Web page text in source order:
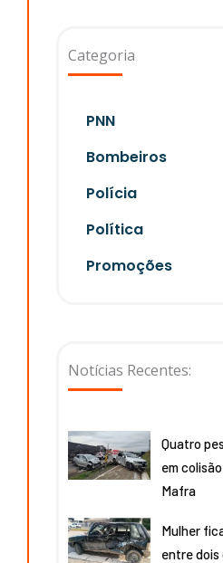
Categoria
PNN
Bombeiros
Polícia
Política
Promoções
Notícias Recentes:
Quatro
em
Mafra
Mulher
entre dois